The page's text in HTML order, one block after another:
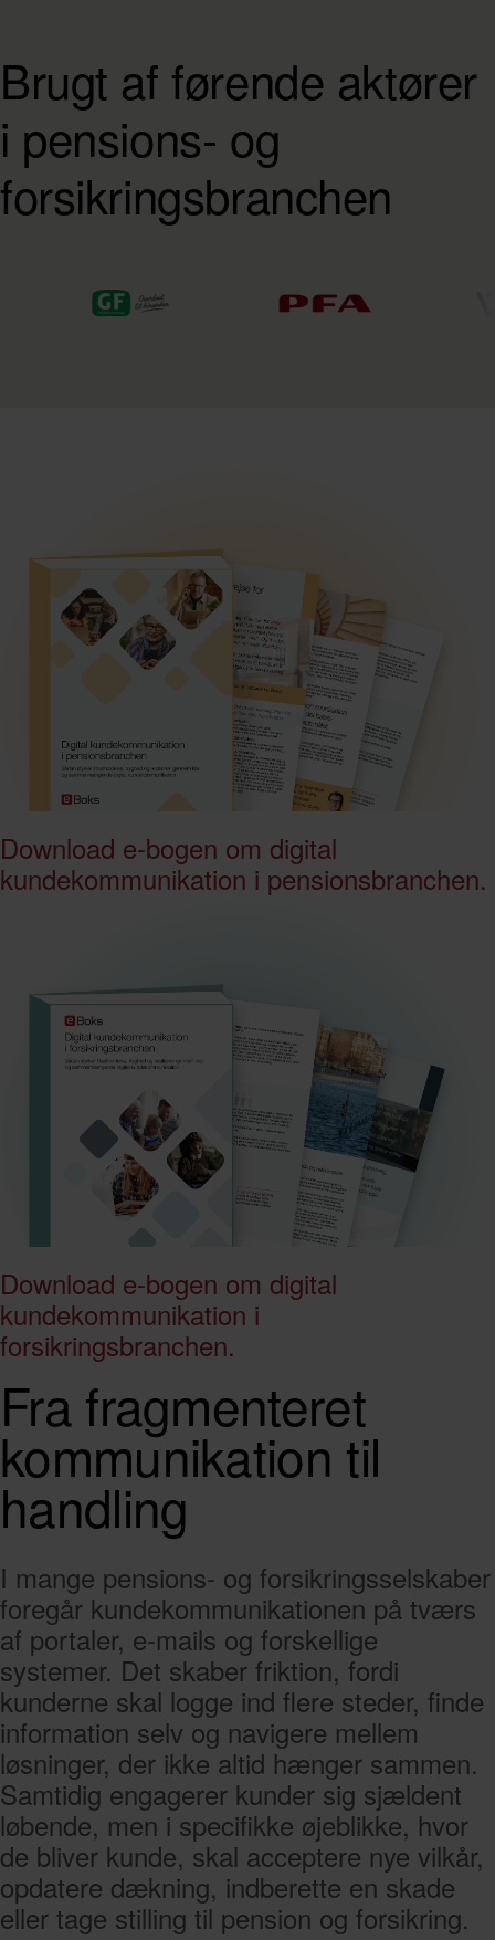
Brugt af førende aktører
i pensions- og
forsikringsbranchen
Download e-bogen om digital
kundekommunikation i pensionsbranchen.
Download e-bogen om digital
kundekommunikation i
forsikringsbranchen.
Fra fragmenteret
kommunikation til
handling
I mange pensions- og forsikringsselskaber
foregår kundekommunikationen på tværs
af portaler, e-mails og forskellige
systemer. Det skaber friktion, fordi
kunderne skal logge ind flere steder, finde
information selv og navigere mellem
løsninger, der ikke altid hænger sammen.
Samtidig engagerer kunder sig sjældent
løbende, men i specifikke øjeblikke, hvor
de bliver kunde, skal acceptere nye vilkår,
opdatere dækning, indberette en skade
eller tage stilling til pension og forsikring.